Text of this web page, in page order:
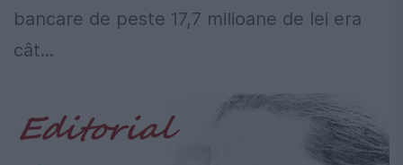
bancare de peste 17,7 milioane de lei era
cât...